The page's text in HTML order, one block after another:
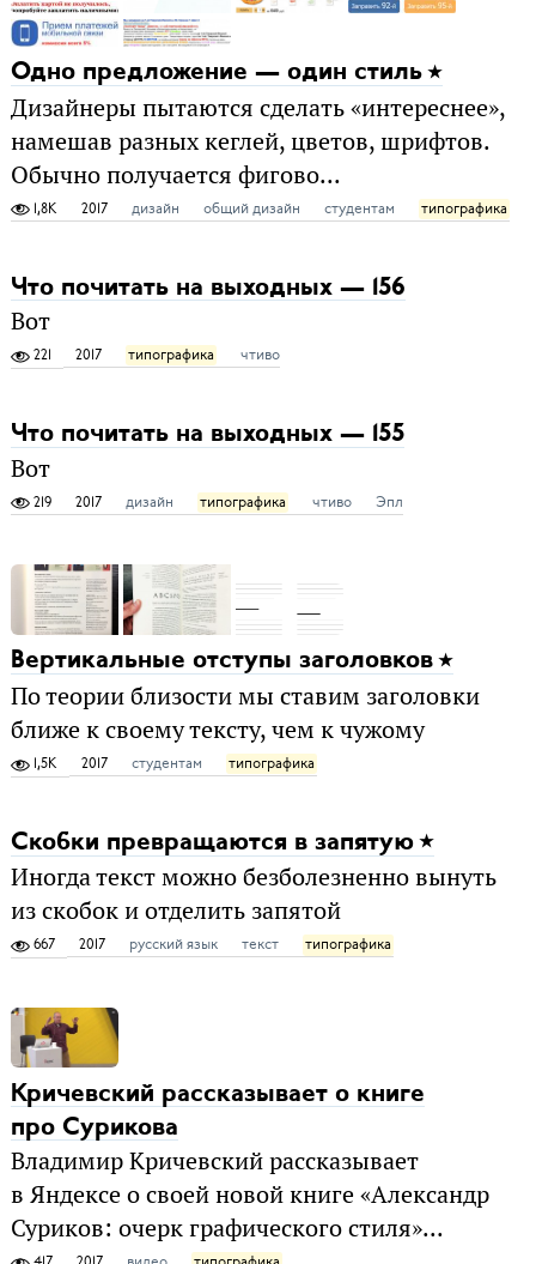
Одно предложение — один стиль
Дизайнеры пытаются сделать «интереснее»,
намешав разных кеглей, цветов, шрифтов.
Обычно получается фигово...
1,8K 2017 дизайн общий дизайн студентам типографика
Что почитать на выходных — 156
Вот
221 2017 типографика чтиво
Что почитать на выходных — 155
Вот
219 2017 дизайн типографика чтиво Эпл
Вертикальные отступы заголовков
По теории близости мы ставим заголовки
ближе к своему тексту, чем к чужому
1,5K 2017 студентам типографика
Скобки превращаются в запятую
Иногда текст можно безболезненно вынуть
из скобок и отделить запятой
667 2017 русский язык текст типографика
Кричевский рассказывает о книге
про Сурикова
Владимир Кричевский рассказывает
в Яндексе о своей новой книге «Александр
Суриков: очерк графического стиля»...